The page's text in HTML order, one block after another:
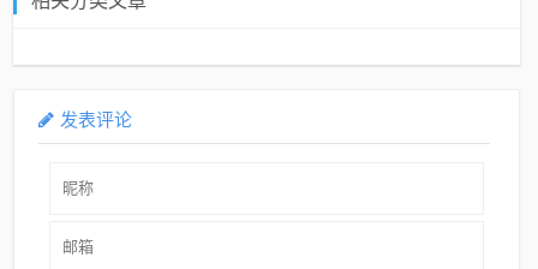
发表评论